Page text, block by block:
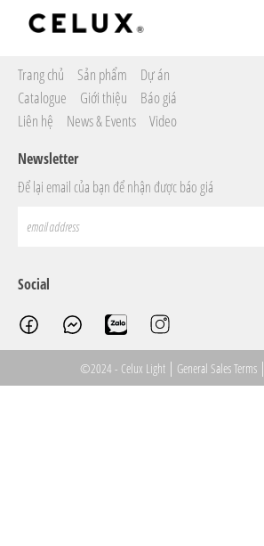
Trang chủ Sản phẩm
Dự án
Catalogue
Giới thiệu
Báo giá
Liên hệ
News & Events Video
Newsletter
Để lại email của bạn để nhận được báo giá
Social
©2024 - Celux Light| General Sales Terms|